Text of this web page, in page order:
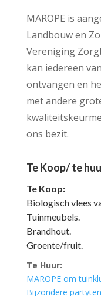
MAROPE is
Landbouw en
Vereniging
kan iedereen
ontvangen en
met andere
ons bezit.
Te Koop/ te
Te Koop:
Biologisch vlees
Tuinmeubels.
Brandhout.
Groente/fruit.
Te Huur:
MAROPE om
Bijzondere